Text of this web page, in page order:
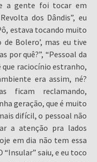
a gente foi tocar em
dos Dândis”, eu
estava tocando muito
de Bolero’, mas eu tive
por quê?”, “Pessoal da
que raciocínio estranho,
era assim, né?
ficam reclamando,
geração, que é muito
difícil, o pessoal não
a atenção pra lados
em dia não tem essa
saiu, e eu toco